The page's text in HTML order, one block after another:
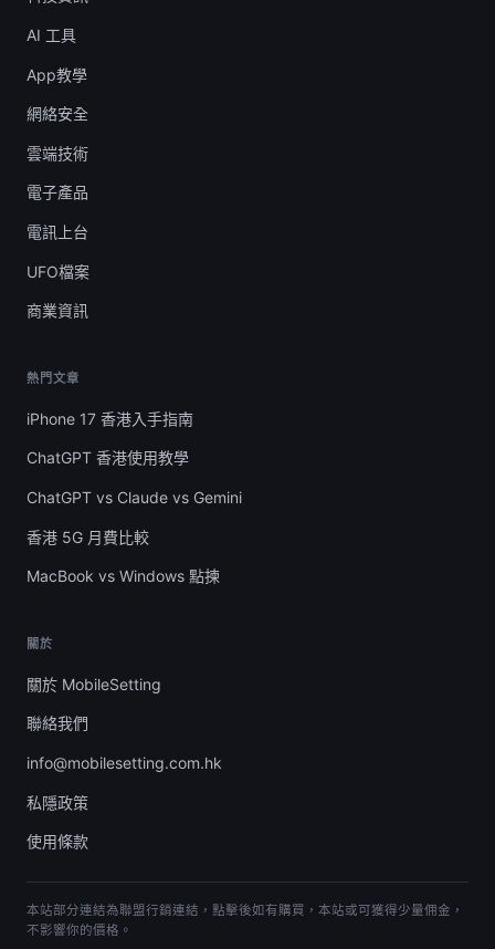
AI 工具
App教學
網絡安全
雲端技術
電子產品
電訊上台
UFO檔案
商業資訊
熱門文章
iPhone 17 香港入手指南
ChatGPT 香港使用教學
ChatGPT vs Claude vs Gemini
香港 5G 月費比較
MacBook vs Windows 點揀
關於
關於 MobileSetting
聯絡我們
info@mobilesetting.com.hk
私隱政策
使用條款
本站部分連結為聯盟行銷連結，點擊後如有購買，本站或可獲得少量佣金，
不影響你的價格。